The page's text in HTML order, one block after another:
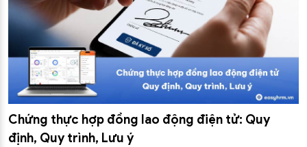
Chứng thực hợp đồng lao động điện tử: Quy
định, Quy trình, Lưu ý